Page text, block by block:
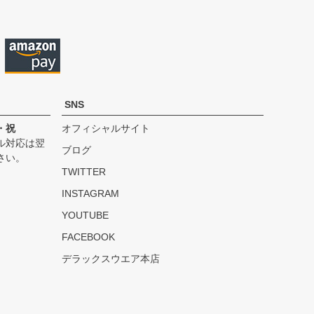
祝
対応は翌
。
SNS
オフィシャルサイト
ブログ
TWITTER
INSTAGRAM
YOUTUBE
FACEBOOK
デラックスウエア本店